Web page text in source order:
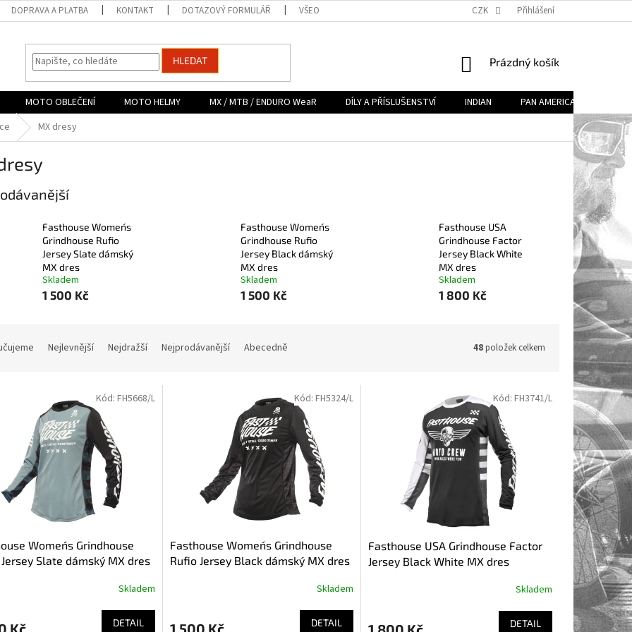
DOPRAVA A PLATBA KONTAKT DOTAZOVÝ FORMULÁŘ VŠEOBECNÉ OBCHODNÍ PODMÍNKY (VOP) PODMÍNKY OCHRANY OSOBNÍCH
CZK Přihlášení
HLEDAT
NÁKUPNÍ
Prázdný košík
MOTO OBLEČENÍ MOTO HELMY MX / MTB / ENDURO WeaR DÍLY A PŘÍSLUŠENSTVÍ INDIAN PAN AMERICA
MX dresy
Fasthouse Women´s
Grindhouse Rufio
Jersey Slate dámský
MX dres
Skladem
1 500 Kč
Fasthouse Women´s
Grindhouse Rufio
Jersey Black dámský
MX dres
Skladem
1 500 Kč
Fasthouse USA
Grindhouse Factor
Jersey Black White
MX dres
Skladem
1 800 Kč
Nejlevnější Nejdražší Nejprodávanější Abecedně 48položek celkem
Women´s Grindhouse
Slate dámský MX dres
Skladem
Kč DETAIL
Kód: FH5668/L
Fasthouse Women´s Grindhouse
Rufio Jersey Black dámský MX dres
Skladem
1 500 Kč DETAIL
Kód: FH5324/L
Fasthouse USA Grindhouse Factor
Jersey Black White MX dres
Skladem
DETAIL
Kód: FH3741/L